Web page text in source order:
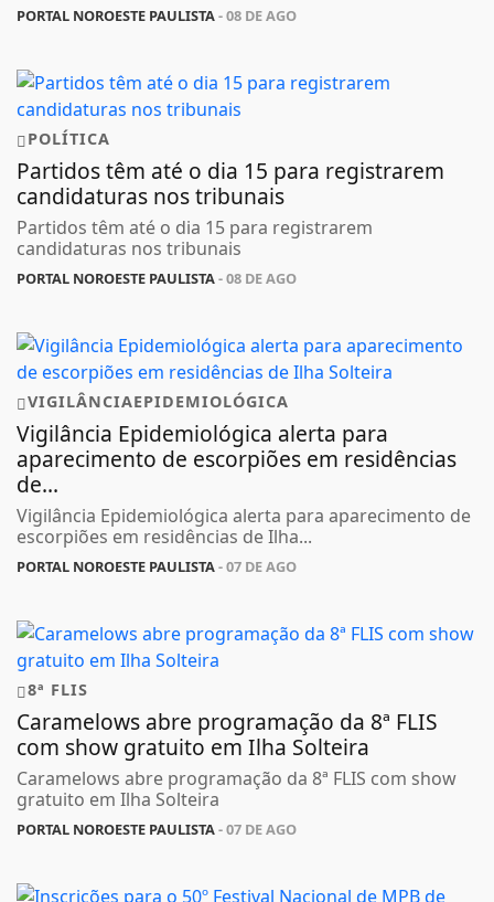
PORTAL NOROESTE PAULISTA- 08 DE AGO
POLÍTICA
Partidos têm até o dia 15 para registrarem
candidaturas nos tribunais
Partidos têm até o dia 15 para registrarem
candidaturas nos tribunais
PORTAL NOROESTE PAULISTA- 08 DE AGO
VIGILÂNCIAEPIDEMIOLÓGICA
Vigilância Epidemiológica alerta para
aparecimento de escorpiões em residências
de...
Vigilância Epidemiológica alerta para aparecimento de
escorpiões em residências de Ilha...
PORTAL NOROESTE PAULISTA- 07 DE AGO
8ª FLIS
Caramelows abre programação da 8ª FLIS
com show gratuito em Ilha Solteira
Caramelows abre programação da 8ª FLIS com show
gratuito em Ilha Solteira
PORTAL NOROESTE PAULISTA- 07 DE AGO